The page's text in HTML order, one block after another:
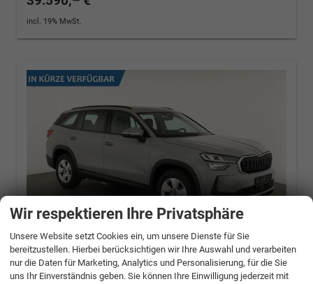
incl. 19% MwSt.
Skoda Kodiaq1.5 TSI mHEV 110 kW Selection
Wir respektieren Ihre Privatsphäre
Unsere Website setzt Cookies ein, um unsere Dienste für Sie
bereitzustellen. Hierbei berücksichtigen wir Ihre Auswahl und verarbeiten
nur die Daten für Marketing, Analytics und Personalisierung, für die Sie
uns Ihr Einverständnis geben. Sie können Ihre Einwilligung jederzeit mit